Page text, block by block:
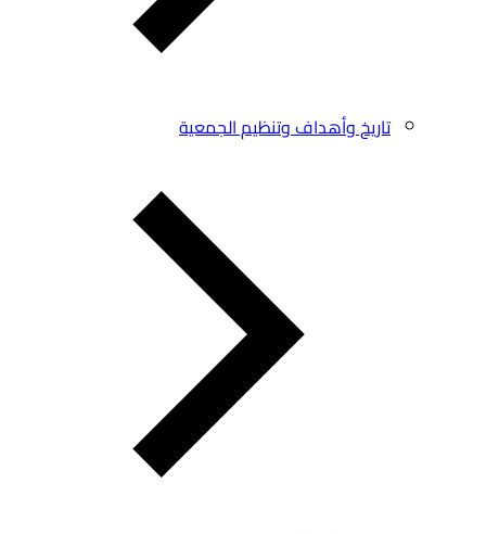
تاريخ وأهداف وتنظيم الجمعية